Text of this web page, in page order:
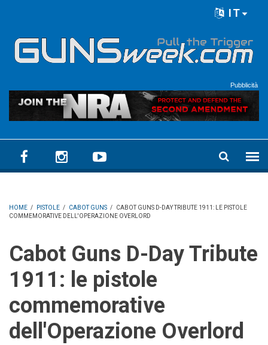
IT
Pubblicità
HOME / PISTOLE / CABOT GUNS /
CABOT GUNS D-DAY TRIBUTE 1911: LE PISTOLE
COMMEMORATIVE DELL'OPERAZIONE OVERLORD
Cabot Guns D-Day Tribute
1911: le pistole
commemorative
dell'Operazione Overlord